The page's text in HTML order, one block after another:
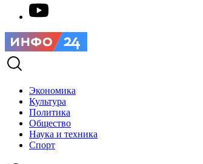
Экономика
Культура
Политика
Общество
Наука и техника
Спорт